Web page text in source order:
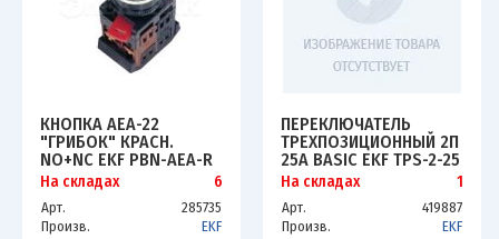
КНОПКА AEA-22
"ГРИБОК" КРАСН.
NO+NC EKF PBN-AEA-R
На складах 6
Арт.
285735
Произв.
EKF
ПЕРЕКЛЮЧАТЕЛЬ
ТРЕХПОЗИЦИОННЫЙ 2П
25А BASIC EKF TPS-2-25
На складах 1
Арт.
419887
Произв.
EKF